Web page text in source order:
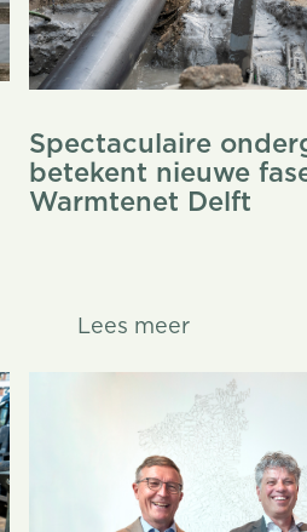
Spectaculaire
betekent nieuwe
Warmtenet Delft
Lees meer
Lees meer